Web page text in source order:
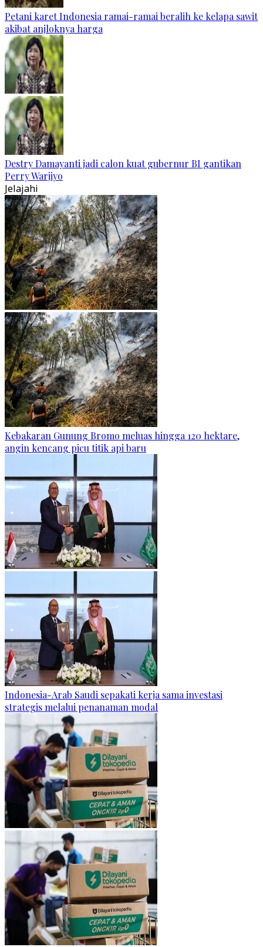
Petani karet Indonesia ramai-ramai beralih ke kelapa sawit
akibat anjloknya harga
Destry Damayanti jadi calon kuat gubernur BI gantikan
Perry Warjiyo
Jelajahi
Kebakaran Gunung Bromo meluas hingga 120 hektare,
angin kencang picu titik api baru
Indonesia-Arab Saudi sepakati kerja sama investasi
strategis melalui penanaman modal